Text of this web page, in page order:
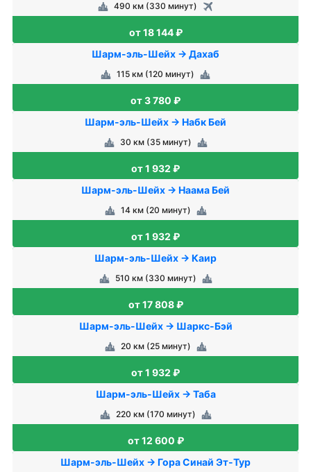
490 км (330 минут)
от 18 144 ₽
Шарм-эль-Шейх → Дахаб
115 км (120 минут)
от 3 780 ₽
Шарм-эль-Шейх → Набк Бей
30 км (35 минут)
от 1 932 ₽
Шарм-эль-Шейх → Наама Бей
14 км (20 минут)
от 1 932 ₽
Шарм-эль-Шейх → Каир
510 км (330 минут)
от 17 808 ₽
Шарм-эль-Шейх → Шаркс-Бэй
20 км (25 минут)
от 1 932 ₽
Шарм-эль-Шейх → Таба
220 км (170 минут)
от 12 600 ₽
Шарм-эль-Шейх → Гора Синай Эт-Тур